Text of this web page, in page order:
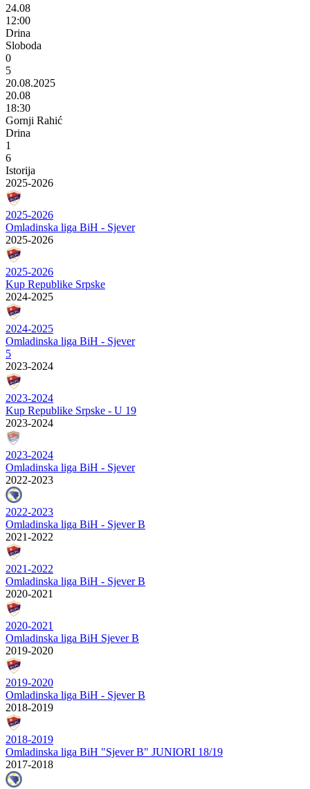
24.08
12:00
Drina
Sloboda
0
5
20.08.2025
20.08
18:30
Gornji Rahić
Drina
1
6
Istorija
2025-2026
2025-2026
Omladinska liga BiH - Sjever
2025-2026
2025-2026
Kup Republike Srpske
2024-2025
2024-2025
Omladinska liga BiH - Sjever
5
2023-2024
2023-2024
Kup Republike Srpske - U 19
2023-2024
2023-2024
Omladinska liga BiH - Sjever
2022-2023
2022-2023
Omladinska liga BiH - Sjever B
2021-2022
2021-2022
Omladinska liga BiH - Sjever B
2020-2021
2020-2021
Omladinska liga BiH Sjever B
2019-2020
2019-2020
Omladinska liga BiH - Sjever B
2018-2019
2018-2019
Omladinska liga BiH "Sjever B" JUNIORI 18/19
2017-2018